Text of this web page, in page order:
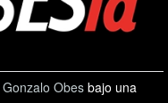
Gonzalo Obes bajo una